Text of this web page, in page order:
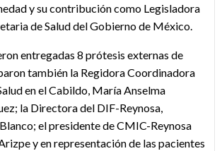
y su contribución como Legisladora
de Salud del Gobierno de México.
entregadas 8 prótesis externas de
también la Regidora Coordinadora
en el Cabildo, María Anselma
la Directora del DIF-Reynosa,
el presidente de CMIC-Reynosa
y en representación de las pacientes